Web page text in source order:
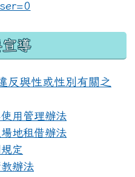
導
反與性或性別有關之
用管理辦法
地租借辦法
定
辦法